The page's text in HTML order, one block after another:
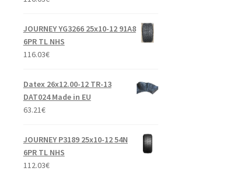
JOURNEY YG3266 25x10-12 91A8
6PR TL NHS
116.03€
Datex 26x12.00-12 TR-13
DAT024 Made in EU
63.21€
JOURNEY P3189 25x10-12 54N
6PR TL NHS
112.03€